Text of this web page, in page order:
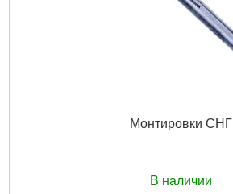
Монтировки СНГ
В наличии